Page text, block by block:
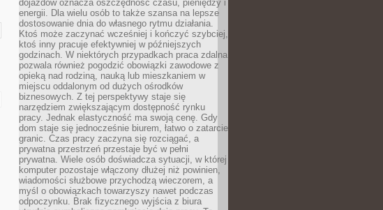
dojazdów oznacza oszczędność czasu, pieniędzy i
energii. Dla wielu osób to także szansa na lepsze
dostosowanie dnia do własnego rytmu działania.
Ktoś może zaczynać wcześniej i kończyć szybciej,
ktoś inny pracuje efektywniej w późniejszych
godzinach. W niektórych przypadkach praca zdalna
pozwala również pogodzić obowiązki zawodowe z
opieką nad rodziną, nauką lub mieszkaniem w
miejscu oddalonym od dużych ośrodków
biznesowych. Z tej perspektywy staje się
narzędziem zwiększającym dostępność rynku
pracy. Jednak elastyczność ma swoją cenę. Gdy
dom staje się jednocześnie biurem, łatwo o zatarcie
granic. Czas pracy zaczyna się rozciągać, a
prywatna przestrzeń przestaje być w pełni
prywatna. Wiele osób doświadcza sytuacji, w której
komputer pozostaje włączony dłużej niż powinien,
wiadomości służbowe przychodzą wieczorem, a
myśl o obowiązkach towarzyszy nawet podczas
odpoczynku. Brak fizycznego wyjścia z biura